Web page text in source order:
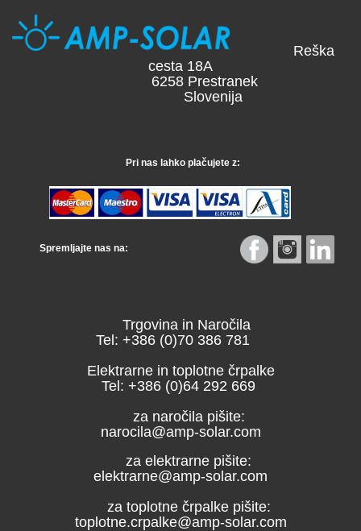
Reška
cesta 18A
6258 Prestranek
Slovenija
Pri nas lahko plačujete z:
Spremljajte nas na:
Trgovina in Naročila
Tel: +386 (0)70 386 781
Elektrarne in toplotne črpalke
Tel: +386 (0)64 292 669
za naročila pišite:
narocila@amp-solar.com
za elektrarne pišite:
elektrarne@amp-solar.com
za toplotne črpalke pišite:
toplotne.crpalke@amp-solar.com